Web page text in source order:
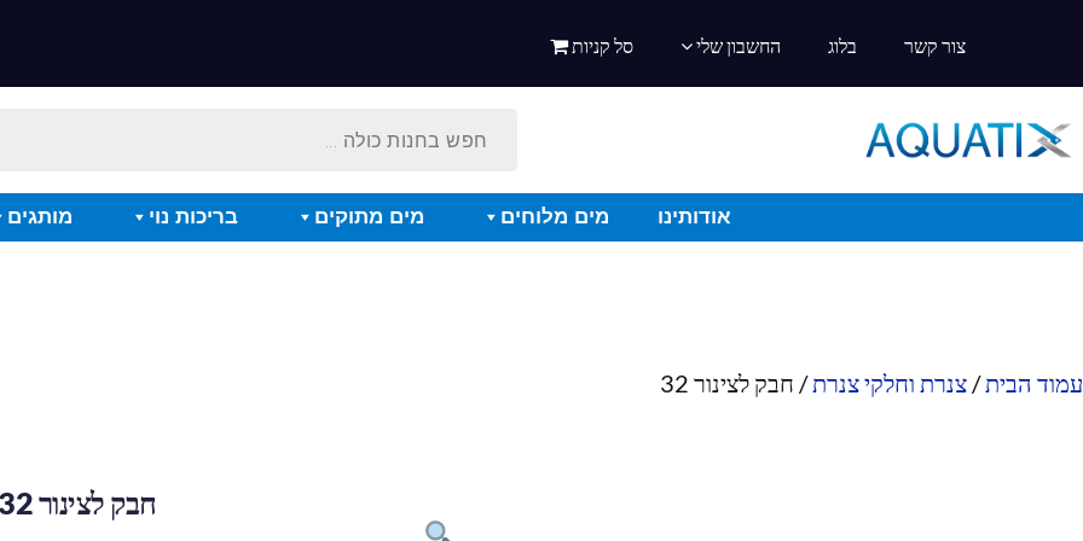
צור קשר בלוג החשבון שלי סל קניות
אודותינו מים מלוחים מים מתוקים בריכות נוי מותגים
עמוד הבית/צנרת וחלקי צנרת/ חבק לצינור 32
חבק לצינור 32